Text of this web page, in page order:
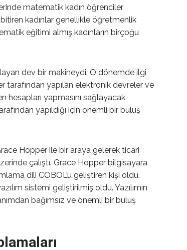
matematik kadın öğrenciler
kadınlar genellikle öğretmenlik
eğitimi almış kadınların birçoğu
dev bir makineydi. O dönemde ilgi
tarafından yapılan elektronik devreler ve
hesapları yapmasını sağlayacak
yapıldığı için önemli bir buluş
Hopper ile bir araya gelerek ticari
çalıştı. Grace Hopper bilgisayara
dili COBOL’u geliştiren kişi oldu.
sistemi geliştirilmiş oldu. Yazılımın
bağımsız ve önemli bir buluş